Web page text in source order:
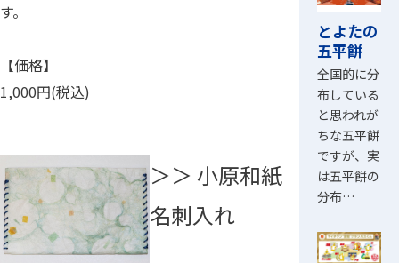
す。
【価格】
1,000円(税込)
＞＞ 小原和紙
名刺入れ
とよたの
五平餅
全国的に分
布している
と思われが
ちな五平餅
ですが、実
は五平餅の
分布…